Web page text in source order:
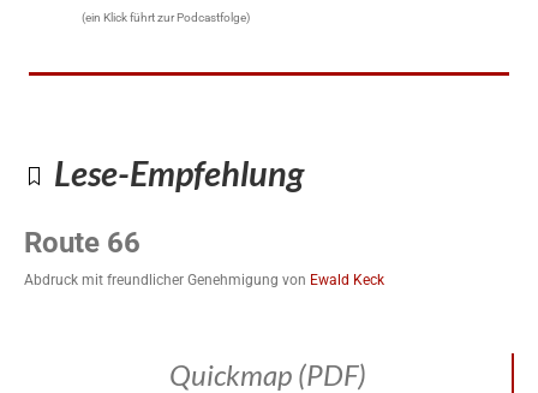
(ein Klick führt zur Podcastfolge)
Lese-Empfehlung
Route 66
Abdruck mit freundlicher Genehmigung von Ewald Keck
Quickmap (PDF)